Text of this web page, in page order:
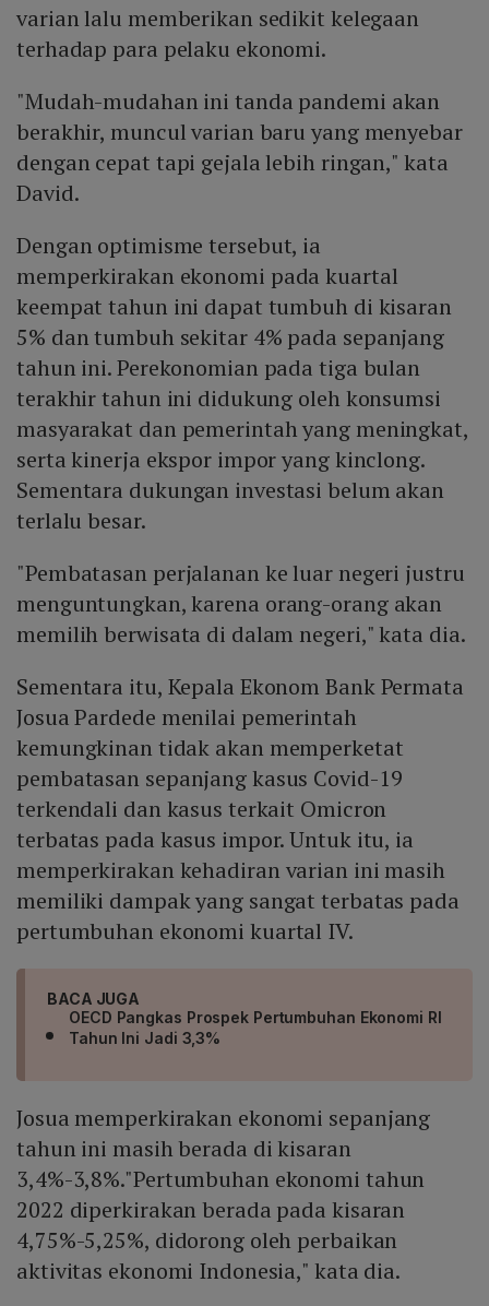
varian lalu memberikan sedikit kelegaan
terhadap para pelaku ekonomi.
"Mudah-mudahan ini tanda pandemi akan
berakhir, muncul varian baru yang menyebar
dengan cepat tapi gejala lebih ringan," kata
David.
Dengan optimisme tersebut, ia
memperkirakan ekonomi pada kuartal
keempat tahun ini dapat tumbuh di kisaran
5% dan tumbuh sekitar 4% pada sepanjang
tahun ini. Perekonomian pada tiga bulan
terakhir tahun ini didukung oleh konsumsi
masyarakat dan pemerintah yang meningkat,
serta kinerja ekspor impor yang kinclong.
Sementara dukungan investasi belum akan
terlalu besar.
"Pembatasan perjalanan ke luar negeri justru
menguntungkan, karena orang-orang akan
memilih berwisata di dalam negeri," kata dia.
Sementara itu, Kepala Ekonom Bank Permata
Josua Pardede menilai pemerintah
kemungkinan tidak akan memperketat
pembatasan sepanjang kasus Covid-19
terkendali dan kasus terkait Omicron
terbatas pada kasus impor. Untuk itu, ia
memperkirakan kehadiran varian ini masih
memiliki dampak yang sangat terbatas pada
pertumbuhan ekonomi kuartal IV.
BACA JUGA
OECD Pangkas Prospek Pertumbuhan Ekonomi RI
Tahun Ini Jadi 3,3%
Josua memperkirakan ekonomi sepanjang
tahun ini masih berada di kisaran
3,4%-3,8%."Pertumbuhan ekonomi tahun
2022 diperkirakan berada pada kisaran
4,75%-5,25%, didorong oleh perbaikan
aktivitas ekonomi Indonesia," kata dia.